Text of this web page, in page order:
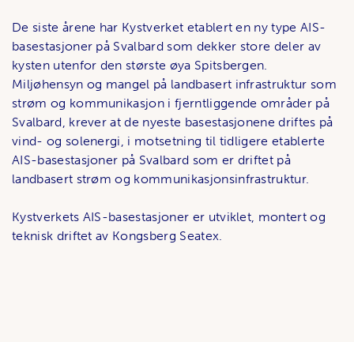
De siste årene har Kystverket etablert en ny type AIS-
basestasjoner på Svalbard som dekker store deler av
kysten utenfor den største øya Spitsbergen.
Miljøhensyn og mangel på landbasert infrastruktur som
strøm og kommunikasjon i fjerntliggende områder på
Svalbard, krever at de nyeste basestasjonene driftes på
vind- og solenergi, i motsetning til tidligere etablerte
AIS-basestasjoner på Svalbard som er driftet på
landbasert strøm og kommunikasjonsinfrastruktur.
Kystverkets AIS-basestasjoner er utviklet, montert og
teknisk driftet av Kongsberg Seatex.